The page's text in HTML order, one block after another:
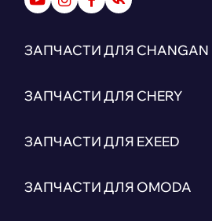
ЗАПЧАСТИ ДЛЯ CHANGAN
ЗАПЧАСТИ ДЛЯ CHERY
ЗАПЧАСТИ ДЛЯ EXEED
ЗАПЧАСТИ ДЛЯ OMODA